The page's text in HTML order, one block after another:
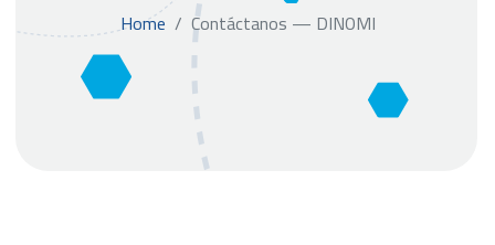
Home Contáctanos — DINOMI